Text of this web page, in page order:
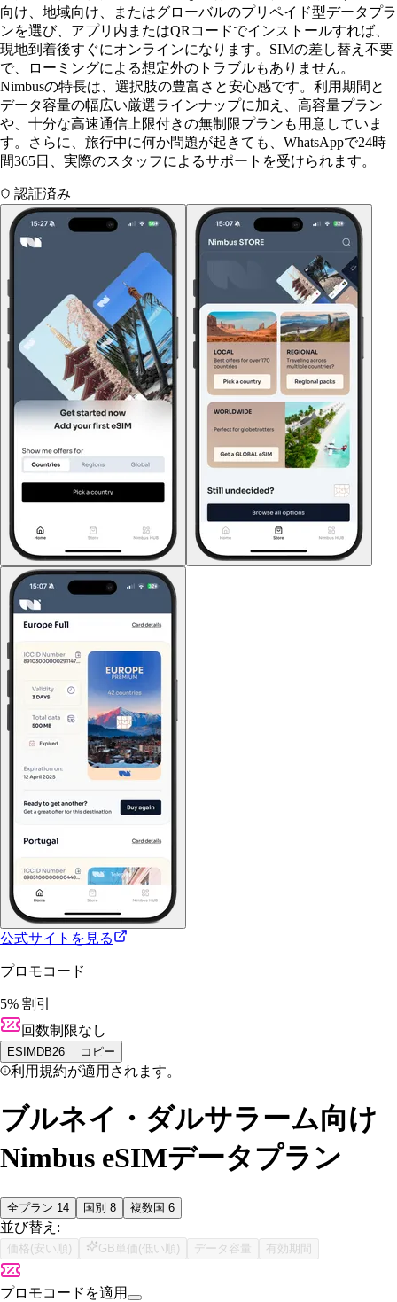
向け、地域向け、またはグローバルのプリペイド型データプラ
ンを選び、アプリ内またはQRコードでインストールすれば、
現地到着後すぐにオンラインになります。SIMの差し替え不要
で、ローミングによる想定外のトラブルもありません。
Nimbusの特長は、選択肢の豊富さと安心感です。利用期間と
データ容量の幅広い厳選ラインナップに加え、高容量プラン
や、十分な高速通信上限付きの無制限プランも用意していま
す。さらに、旅行中に何か問題が起きても、WhatsAppで24時
間365日、実際のスタッフによるサポートを受けられます。
認証済み
公式サイトを見る
プロモコード
5% 割引
回数制限なし
ESIMDB26 コピー
利用規約が適用されます。
ブルネイ・ダルサラーム向け
Nimbus eSIMデータプラン
全プラン 14 国別 8 複数国 6
並び替え:
価格(安い順) GB単価(低い順) データ容量 有効期間
プロモコードを適用